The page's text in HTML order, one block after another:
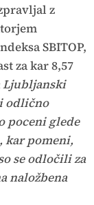
z
SBITOP,
za kar 8,57
Ljubljanski
odlično
poceni glede
kar pomeni,
se odločili za
naložbena